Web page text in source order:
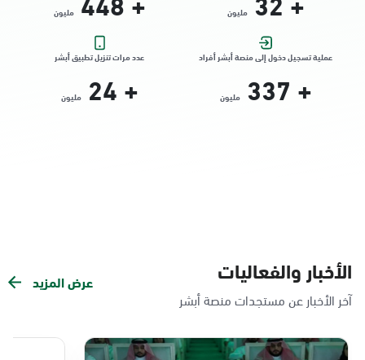
التوجه للموقع
الدمام, الدمام - الشاطئ مول
الأحد - الخميس (08:00-14:30)
الدمام, الدمام - لولو مول
الأحد - الخميس (08:00-14:30)
مليون مليون
عملية تسجيل دخول إلى منصة أبشر أفراد
+
337 مليون
عدد مرات تنزيل تطبيق أبشر
+
24 مليون
الأخبار والفعاليات
آخر الأخبار عن مستجدات منصة أبشر
عرض المزيد